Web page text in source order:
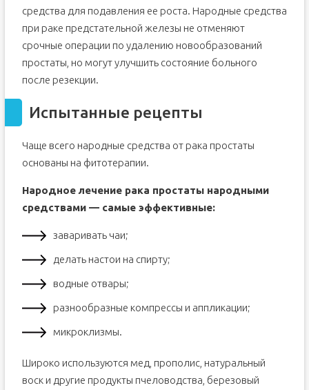
средства для подавления ее роста. Народные средства
при раке предстательной железы не отменяют
срочные операции по удалению новообразований
простаты, но могут улучшить состояние больного
после резекции.
Испытанные рецепты
Чаще всего народные средства от рака простаты
основаны на фитотерапии.
Народное лечение рака простаты народными
средствами — самые эффективные:
заваривать чаи;
делать настои на спирту;
водные отвары;
разнообразные компрессы и аппликации;
микроклизмы.
Широко используются мед, прополис, натуральный
воск и другие продукты пчеловодства, березовый